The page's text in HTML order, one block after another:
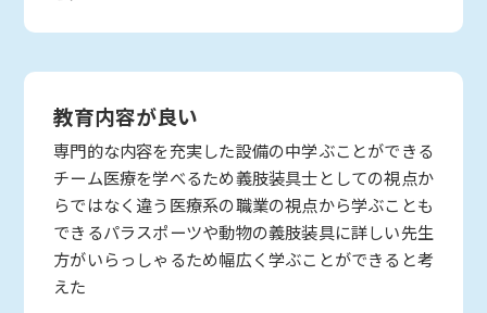
教育内容が良い
専門的な内容を充実した設備の中学ぶことができる
チーム医療を学べるため義肢装具士としての視点か
らではなく違う医療系の職業の視点から学ぶことも
できるパラスポーツや動物の義肢装具に詳しい先生
方がいらっしゃるため幅広く学ぶことができると考
えた